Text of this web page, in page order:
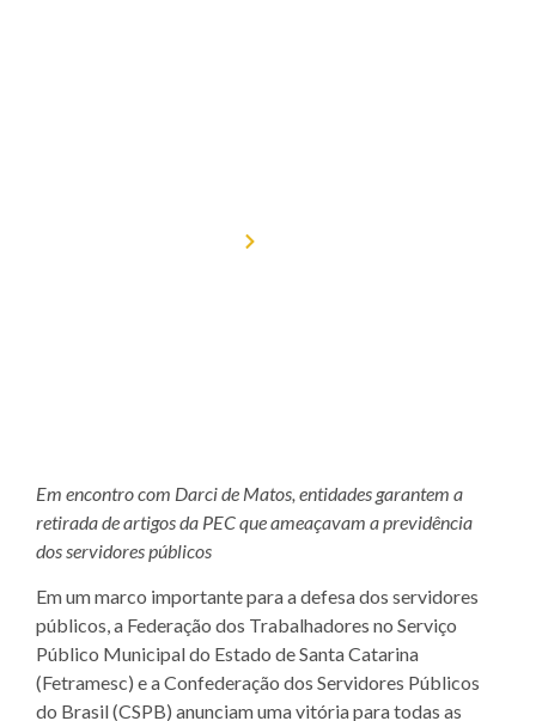
Em encontro com Darci de Matos, entidades garantem a
retirada de artigos da PEC que ameaçavam a previdência
dos servidores públicos
Em um marco importante para a defesa dos servidores
públicos, a Federação dos Trabalhadores no Serviço
Público Municipal do Estado de Santa Catarina
(Fetramesc) e a Confederação dos Servidores Públicos
do Brasil (CSPB) anunciam uma vitória para todas as